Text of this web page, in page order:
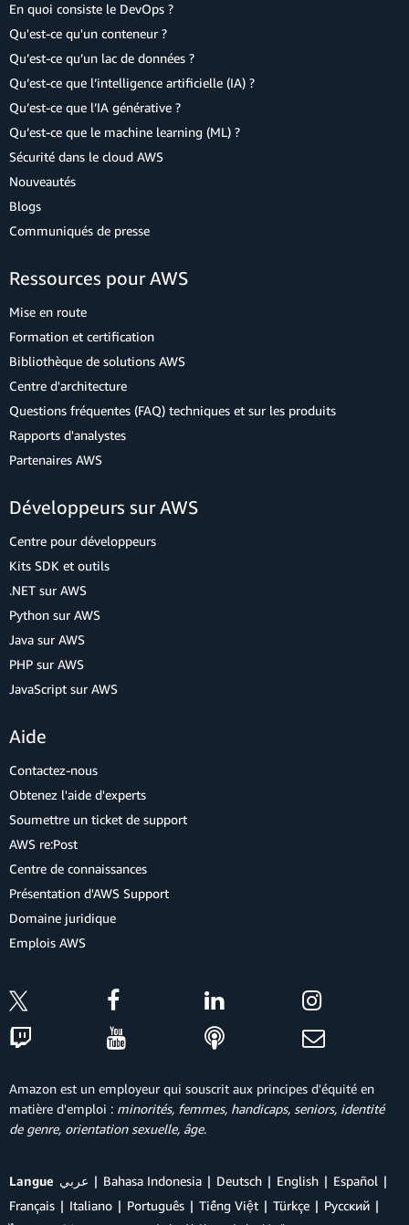
En quoi consiste le DevOps ?
Qu'est-ce qu'un conteneur ?
Qu’est-ce qu’un lac de données ?
Qu’est-ce que l’intelligence artificielle (IA) ?
Qu’est-ce que l’IA générative ?
Qu’est-ce que le machine learning (ML) ?
Sécurité dans le cloud AWS
Nouveautés
Blogs
Communiqués de presse
Ressources pour AWS
Mise en route
Formation et certification
Bibliothèque de solutions AWS
Centre d'architecture
Questions fréquentes (FAQ) techniques et sur les produits
Rapports d'analystes
Partenaires AWS
Développeurs sur AWS
Centre pour développeurs
Kits SDK et outils
.NET sur AWS
Python sur AWS
Java sur AWS
PHP sur AWS
JavaScript sur AWS
Aide
Contactez-nous
Obtenez l'aide d'experts
Soumettre un ticket de support
AWS re:Post
Centre de connaissances
Présentation d'AWS Support
Domaine juridique
Emplois AWS
Amazon est un employeur qui souscrit aux principes d'équité en
matière d'emploi : minorités, femmes, handicaps, seniors, identité
de genre, orientation sexuelle, âge.
Langue عربي Bahasa Indonesia Deutsch English
Español
Français
Italiano Português Tiếng Việt Türkçe
Ρусский